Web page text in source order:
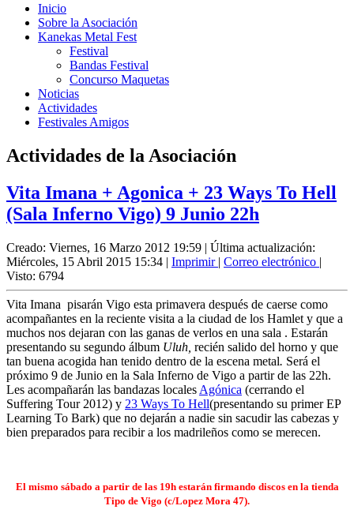
Inicio
Sobre la Asociación
Kanekas Metal Fest
Festival
Bandas Festival
Concurso Maquetas
Noticias
Actividades
Festivales Amigos
Actividades de la Asociación
Vita Imana + Agonica + 23 Ways To Hell
(Sala Inferno Vigo) 9 Junio 22h
Creado: Viernes, 16 Marzo 2012 19:59 | Última actualización:
Miércoles, 15 Abril 2015 15:34 | Imprimir | Correo electrónico |
Visto: 6794
Vita Imana pisarán Vigo esta primavera después de caerse como
acompañantes en la reciente visita a la ciudad de los Hamlet y que a
muchos nos dejaran con las ganas de verlos en una sala . Estarán
presentando su segundo álbum Uluh, recién salido del horno y que
tan buena acogida han tenido dentro de la escena metal. Será el
próximo 9 de Junio en la Sala Inferno de Vigo a partir de las 22h.
Les acompañarán las bandazas locales Agónica (cerrando el
Suffering Tour 2012) y 23 Ways To Hell(presentando su primer EP
Learning To Bark) que no dejarán a nadie sin sacudir las cabezas y
bien preparados para recibir a los madrileños como se merecen.
El mismo sábado a partir de las 19h estarán firmando discos en la tienda
Tipo de Vigo (c/Lopez Mora 47).